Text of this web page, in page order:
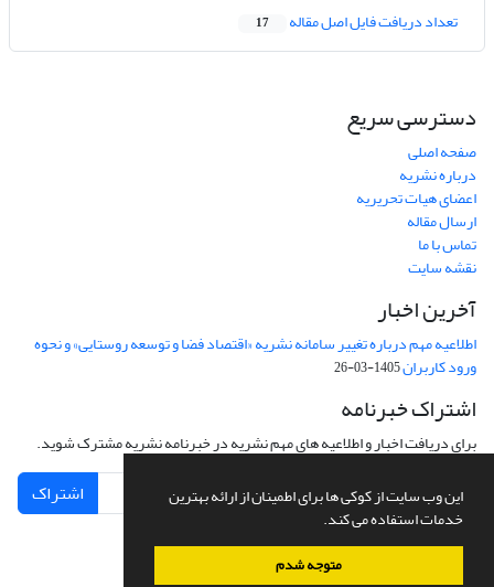
این وب سایت از کوکی ها برای اطمینان از ارائه بهترین
خدمات استفاده می کند.
متوجه شدم
تعداد دریافت فایل اصل مقاله 17
دسترسی سریع
صفحه اصلی
درباره نشریه
اعضای هیات تحریریه
ارسال مقاله
تماس با ما
نقشه سایت
آخرین اخبار
اطلاعیه مهم درباره تغییر سامانه نشریه «اقتصاد فضا و توسعه روستایی» و نحوه
ورود کاربران1405-03-26
اشتراک خبرنامه
برای دریافت اخبار و اطلاعیه های مهم نشریه در خبرنامه نشریه مشترک شوید.
اشتراک